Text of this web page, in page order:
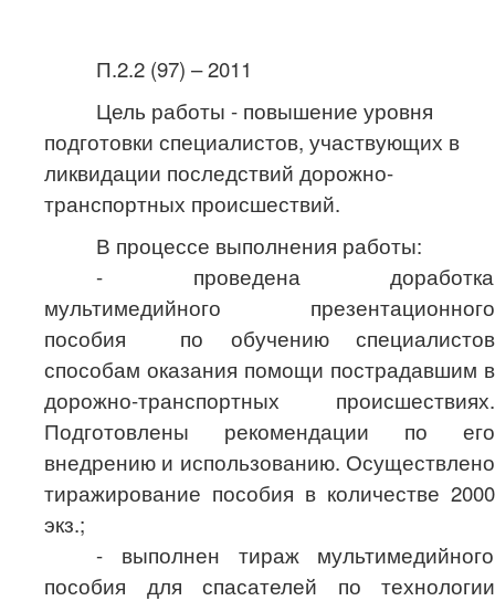
П.2.2 (97) – 2011
Цель работы - повышение уровня
подготовки специалистов, участвующих в
ликвидации последствий дорожно-
транспортных происшествий.
В процессе выполнения работы:
- проведена доработка
мультимедийного презентационного
пособия по обучению специалистов
способам оказания помощи пострадавшим в
дорожно-транспортных происшествиях.
Подготовлены рекомендации по его
внедрению и использованию. Осуществлено
тиражирование пособия в количестве 2000
экз.;
- выполнен тираж мультимедийного
пособия для спасателей по технологии